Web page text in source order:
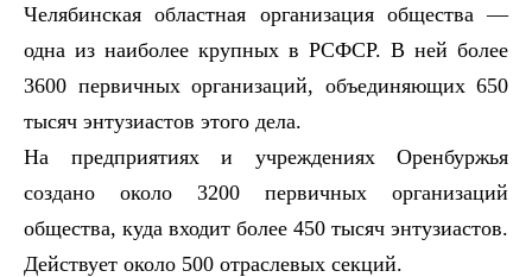
Челябинская областная организация общества —
одна из наиболее крупных в РСФСР. В ней более
3600 первичных организаций, объединяющих 650
тысяч энтузиастов этого дела.
На предприятиях и учреждениях Оренбуржья
создано около 3200 первичных организаций
общества, куда входит более 450 тысяч энтузиастов.
Действует около 500 отраслевых секций.